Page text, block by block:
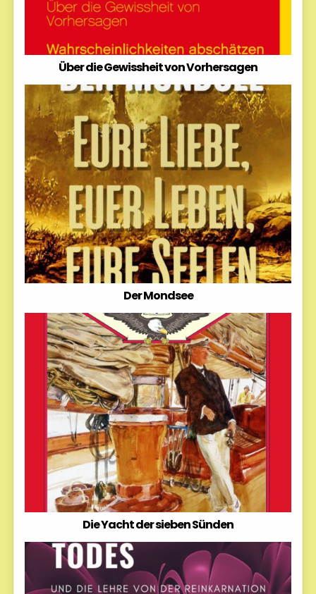
Über die Gewissheit von Vorhersagen
Der Mondsee
Die Yacht der sieben Sünden